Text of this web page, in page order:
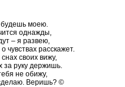
моею.
однажды,
– я развею,
чувствах расскажет.
своих вижу,
за руку держишь.
не обижу,
Веришь? ©